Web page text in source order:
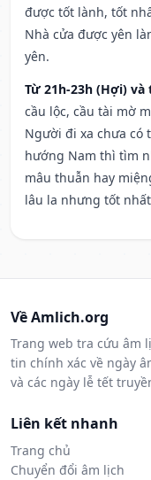
được tốt lành, tốt
Nhà cửa được yên
yên.
Từ 21h-23h (Hợi) và
cầu lộc, cầu tài mờ
Người đi xa chưa có
hướng Nam thì tìm
mâu thuẫn hay
lâu la nhưng tốt
Về Amlich.org
Trang web tra cứu âm
tin chính xác về ngày
và các ngày lễ tết
Liên kết nhanh
Trang chủ
Chuyển đổi âm lịch